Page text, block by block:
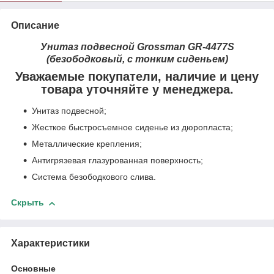
Описание
Унитаз подвесной Grossman GR-4477S
(безободковый, с тонким сиденьем)
Уважаемые покупатели, наличие и цену
товара уточняйте у менеджера.
Унитаз подвесной;
Жесткое быстросъемное сиденье из дюропласта;
Металлические крепления;
Антигрязевая глазурованная поверхность;
Система безободкового слива.
Скрыть
Характеристики
Основные